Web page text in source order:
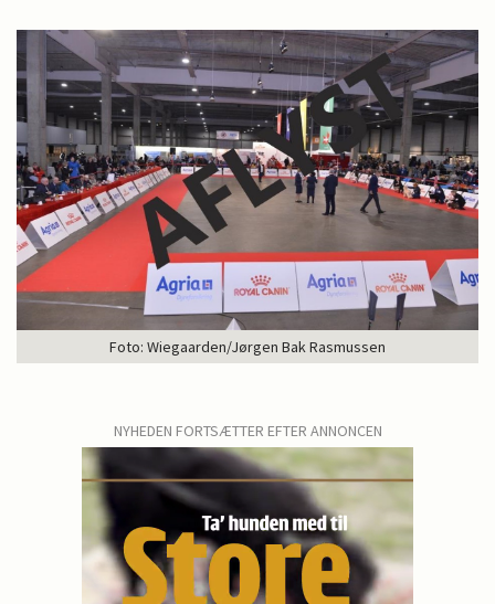
Foto: Wiegaarden/Jørgen Bak Rasmussen
NYHEDEN FORTSÆTTER EFTER ANNONCEN